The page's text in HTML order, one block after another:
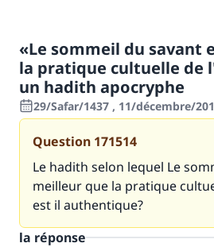
«Le sommeil du savant
la pratique cultuelle de
un hadith apocryphe
29/Safar/1437 , 11/décembre/
Question 171514
Le hadith selon lequel Le
meilleur que la pratique
est il authentique?
la réponse